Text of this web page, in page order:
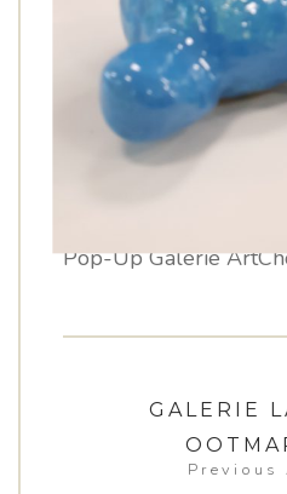
Pop-Up Galerie
GALERIE
Previous